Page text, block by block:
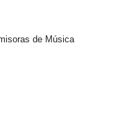
de Música